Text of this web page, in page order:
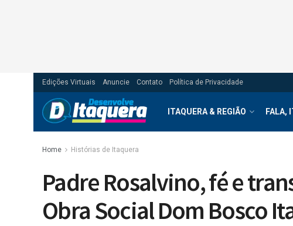
Edições Virtuais Anuncie Contato Política de Privacidade
ITAQUERA & REGIÃO FALA,
Home Histórias de Itaquera
Padre Rosalvino, fé e
Obra Social Dom Bosco